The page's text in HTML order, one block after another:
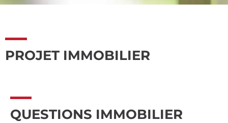
PROJET IMMOBILIER
QUESTIONS IMMOBILIER